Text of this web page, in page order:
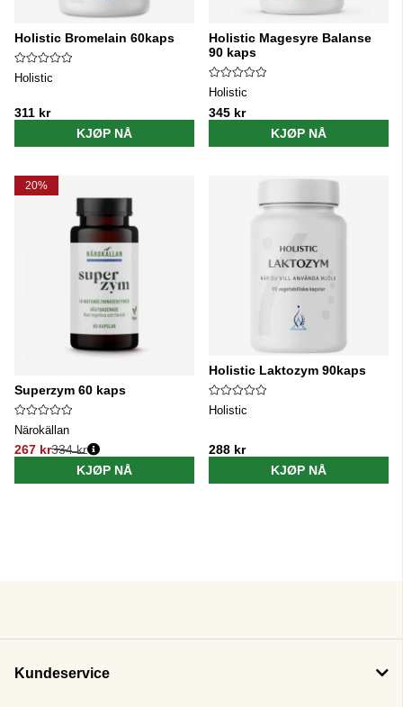
Holistic Bromelain 60kaps
Holistic
311 kr
KJØP NÅ
Holistic Magesyre Balanse
90 kaps
Holistic
345 kr
KJØP NÅ
20%
Superzym 60 kaps
Närokällan
267 kr
Vanlig pris:
334 kr
KJØP NÅ
Holistic Laktozym 90kaps
Holistic
288 kr
KJØP NÅ
Kundeservice